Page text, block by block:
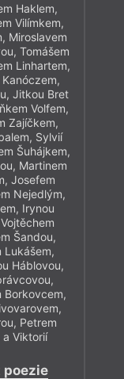
Haklem,
Vilímkem,
Miroslavem
Tomášem
Linhartem,
Jitkou Bret
Volfem,
Zajíčkem,
Sylvií
Šuhájkem,
Martinem
Josefem
Nejedlým,
Irynou
Šandou,
Lukášem,
Háblovou,
Borkovcem,
Petrem
a Viktorií
poezie